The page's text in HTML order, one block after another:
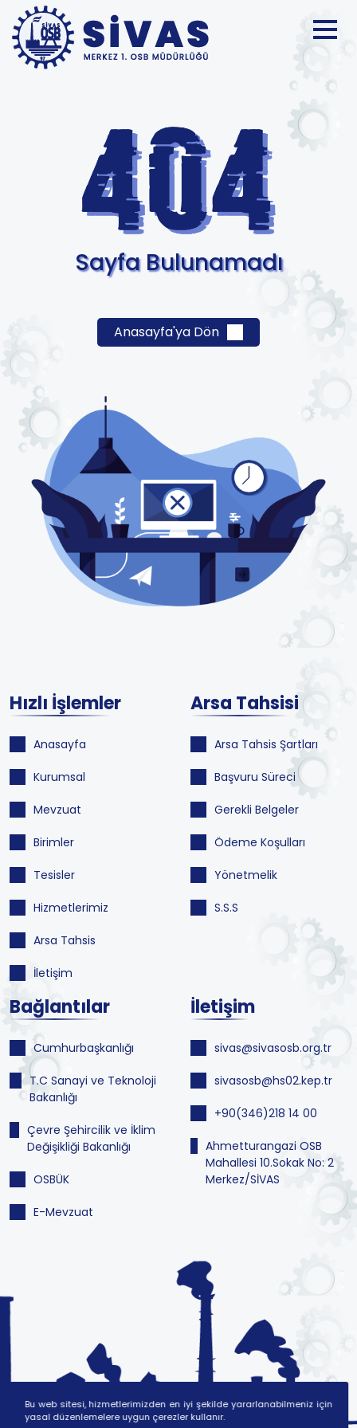
Sayfa Bulunamadı
Anasayfa'ya Dön
Hızlı İşlemler
Anasayfa
Kurumsal
Mevzuat
Birimler
Tesisler
Hizmetlerimiz
Arsa Tahsis
İletişim
Arsa Tahsisi
Arsa Tahsis Şartları
Başvuru Süreci
Gerekli Belgeler
Ödeme Koşulları
Yönetmelik
S.S.S
Bağlantılar
Cumhurbaşkanlığı
T.C Sanayi ve Teknoloji
Bakanlığı
Çevre Şehircilik ve İklim
Değişikliği Bakanlığı
OSBÜK
E-Mevzuat
İletişim
sivas@sivasosb.org.tr
sivasosb@hs02.kep.tr
+90(346)218 14 00
Ahmetturangazi OSB
Mahallesi 10.Sokak No: 2
Merkez/SİVAS
Bu web sitesi, hizmetlerimizden en iyi şekilde yararlanabilmeniz için
yasal düzenlemelere uygun çerezler kullanır.